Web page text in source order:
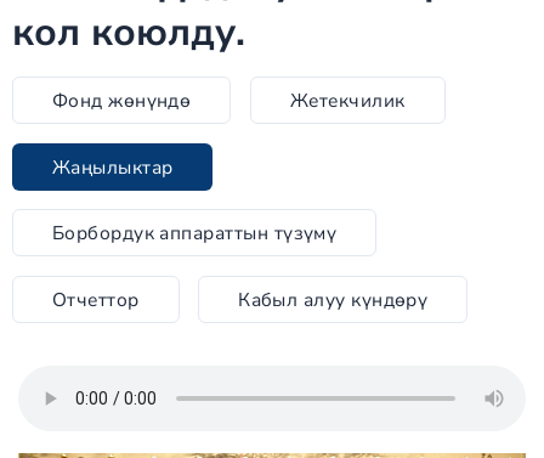
кол коюлду.
Фонд жөнүндө Жетекчилик
Жаңылыктар
Борбордук аппараттын түзүмү
Отчеттор Кабыл алуу күндөрү